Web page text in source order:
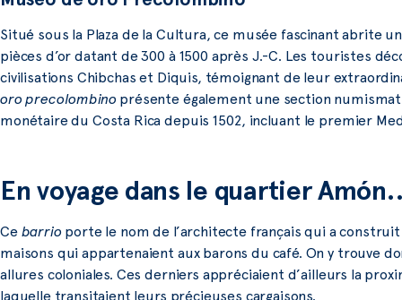
Situé sous la Plaza de la Cultura, ce musée fascinant abrite
pièces d’or datant de 300 à 1500 après J.-C. Les touristes
civilisations Chibchas et Diquis, témoignant de leur
oro precolombinoprésente également une section
monétaire du Costa Rica depuis 1502, incluant le premier
En voyage dans le quartier
Ce barrio porte le nom de l’architecte français qui a
maisons qui appartenaient aux barons du café. On y trouve
allures coloniales. Ces derniers appréciaient d’ailleurs la
laquelle transitaient leurs précieuses cargaisons.